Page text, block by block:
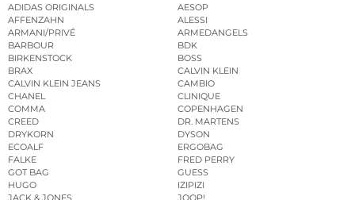
ADIDAS ORIGINALS
AESOP
AFFENZAHN
ALESSI
ARMANI/PRIVÉ
ARMEDANGELS
BARBOUR
BDK
BIRKENSTOCK
BOSS
BRAX
CALVIN KLEIN
CALVIN KLEIN JEANS
CAMBIO
CHANEL
CLINIQUE
COMMA
COPENHAGEN
CREED
DR. MARTENS
DRYKORN
DYSON
ECOALF
ERGOBAG
FALKE
FRED PERRY
GOT BAG
GUESS
HUGO
IZIPIZI
JACK & JONES
JOOP!